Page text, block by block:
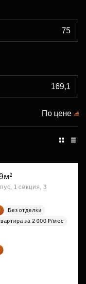
По цене
1 секция, 3
Без отделки
за 2 000 ₽/мес